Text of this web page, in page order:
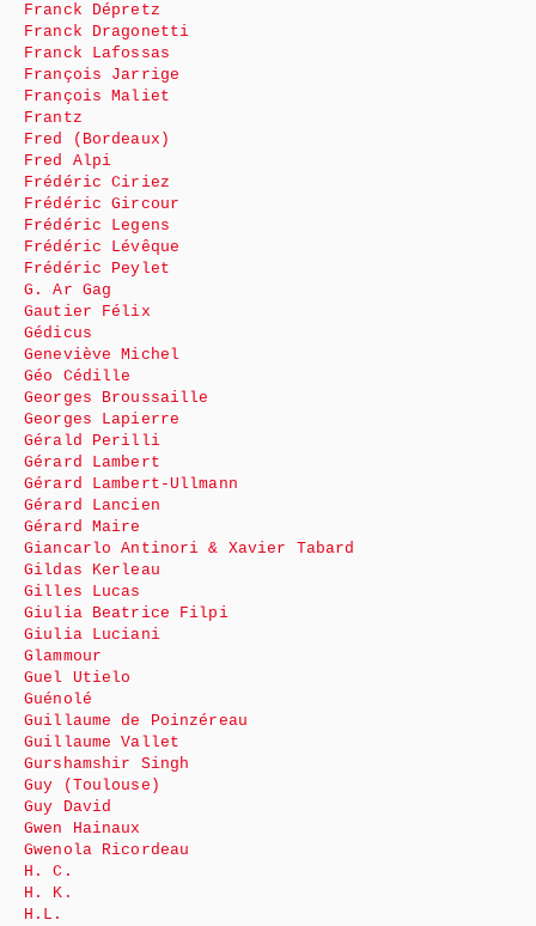
Franck Dépretz
Franck Dragonetti
Franck Lafossas
François Jarrige
François Maliet
Frantz
Fred (Bordeaux)
Fred Alpi
Frédéric Ciriez
Frédéric Gircour
Frédéric Legens
Frédéric Lévêque
Frédéric Peylet
G. Ar Gag
Gautier Félix
Gédicus
Geneviève Michel
Géo Cédille
Georges Broussaille
Georges Lapierre
Gérald Perilli
Gérard Lambert
Gérard Lambert-Ullmann
Gérard Lancien
Gérard Maire
Giancarlo Antinori & Xavier Tabard
Gildas Kerleau
Gilles Lucas
Giulia Beatrice Filpi
Giulia Luciani
Glammour
Guel Utielo
Guénolé
Guillaume de Poinzéreau
Guillaume Vallet
Gurshamshir Singh
Guy (Toulouse)
Guy David
Gwen Hainaux
Gwenola Ricordeau
H. C.
H. K.
H.L.